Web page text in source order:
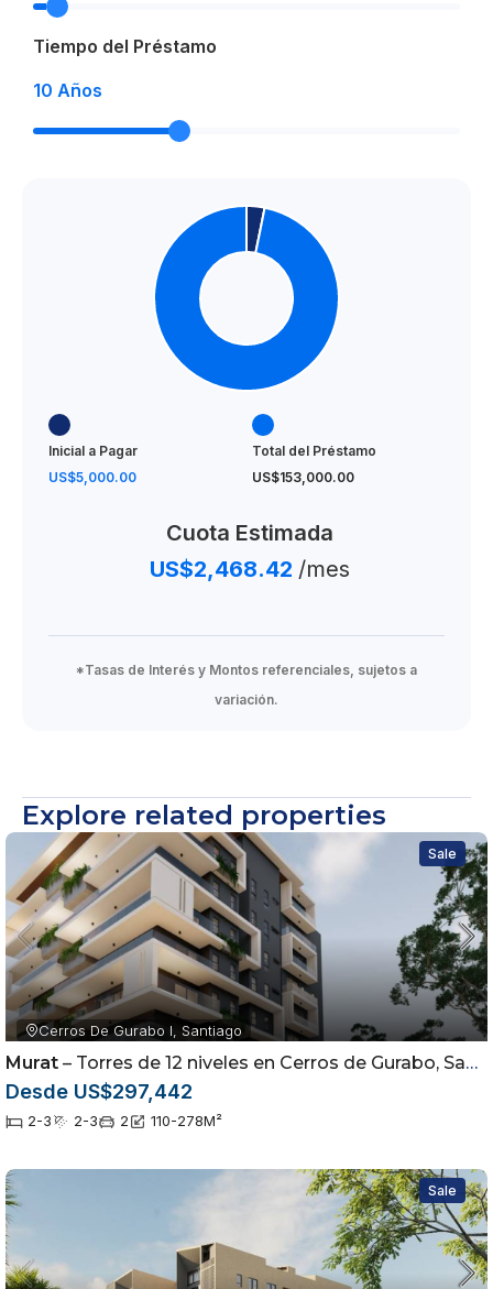
Tiempo del Préstamo
10 Años
Inicial a Pagar
US$5,000.00
Total del Préstamo
US$153,000.00
Cuota Estimada
US$2,468.42 /mes
*Tasas de Interés y Montos referenciales, sujetos a
variación.
Explore related properties
Sale
Cerros De Gurabo I, Santiago
Murat – Torres de 12 niveles en Cerros de Gurabo, Santiago
Desde US$297,442
2-3 2-3 2 110-278M²
Sale